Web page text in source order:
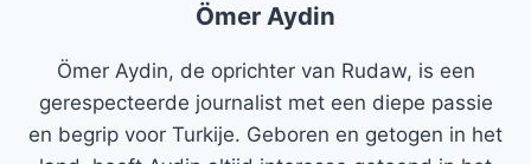
Ömer Aydin
Ömer Aydin, de oprichter van Rudaw, is een
gerespecteerde journalist met een diepe passie
en begrip voor Turkije. Geboren en getogen in het